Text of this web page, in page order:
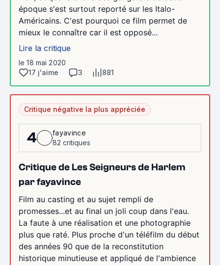
époque s'est surtout reporté sur les Italo-
Américains. C'est pourquoi ce film permet de
mieux le connaître car il est opposé...
Lire la critique
le 18 mai 2020
17 j'aime
3 881
Critique négative la plus appréciée
4
fayavince
82 critiques
Critique de Les Seigneurs de Harlem
par fayavince
Film au casting et au sujet rempli de
promesses...et au final un joli coup dans l'eau.
La faute à une réalisation et une photographie
plus que raté. Plus proche d'un téléfilm du début
des années 90 que de la reconstitution
historique minutieuse et appliqué de l'ambience